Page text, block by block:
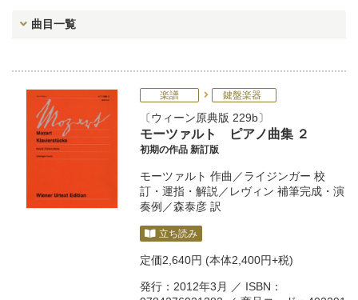
曲目一覧
楽譜 鍵盤楽器
ウィーン原典版 229b
モーツァルト ピアノ曲集 ２
初期の作品 新訂版
モーツァルト 作曲／ライジンガー 校
訂・運指・解説／ レヴィン 補筆完成・演
奏例／森泰彦 訳
立ち読み
定価2,640円 (本体2,400円+税)
発行：2012年3月 ／ ISBN：